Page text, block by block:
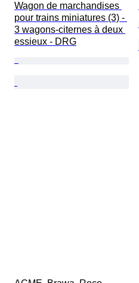
Wagon de marchandises
pour trains miniatures (3) -
3 wagons-citernes à deux
essieux - DRG